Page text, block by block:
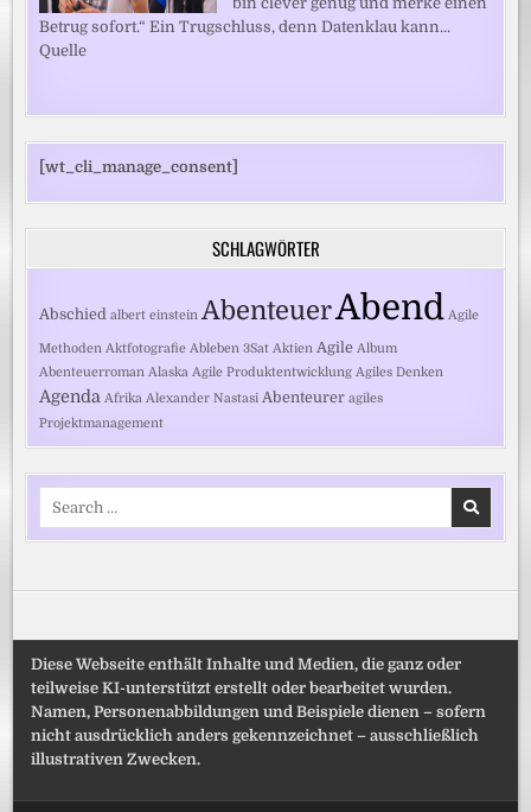
Betrug sofort.“ Ein Trugschluss, denn Datenklau kann...
Quelle
[wt_cli_manage_consent]
SCHLAGWÖRTER
Abschied albert einstein AbenteuerAbend Agile
Methoden Aktfotografie Ableben 3Sat Aktien Agile Album
Abenteuerroman Alaska Agile Produktentwicklung Agiles Denken
Agenda Afrika Alexander Nastasi Abenteurer agiles
Projektmanagement
Search
Diese Webseite enthält Inhalte und Medien, die ganz oder
teilweise KI-unterstützt erstellt oder bearbeitet wurden.
Namen, Personenabbildungen und Beispiele dienen – sofern
nicht ausdrücklich anders gekennzeichnet – ausschließlich
illustrativen Zwecken.